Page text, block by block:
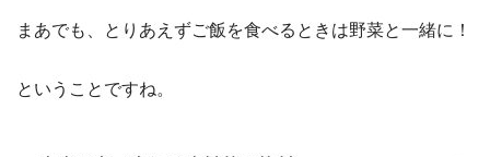
まあでも、とりあえずご飯を食べるときは野菜と一緒に！
ということですね。